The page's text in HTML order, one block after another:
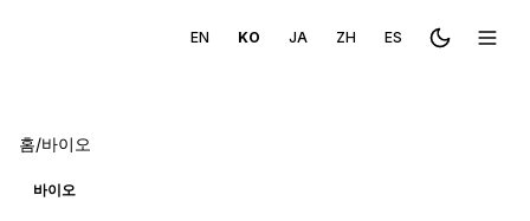
EN KO JA ZH ES Toggle메뉴
홈/바이오
바이오